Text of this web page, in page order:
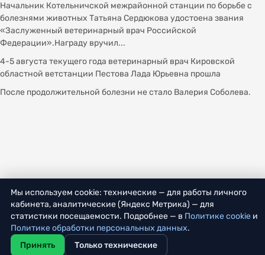
Мы используем cookie: технические — для работы личного
кабинета, аналитические (Яндекс Метрика) — для
статистики посещаемости. Подробнее — в Политике cookie и
Политике обработки персональных данных.
Принять
Только технические
Начальник Котельничской межрайонной станции по борьбе с
болезнями животных Татьяна Сердюкова удостоена звания
«Заслуженный ветеринарный врач Российской
Федерации».Награду вручил...
4-5 августа текущего года ветеринарный врач Кировской
областной ветстанции Пестова Лада Юрьевна прошла
После продолжительной болезни не стало Валерия Соболева.